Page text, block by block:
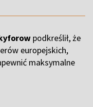
podkreślił, że
europejskich,
maksymalne